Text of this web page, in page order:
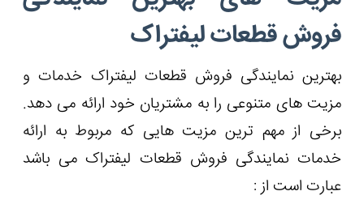
فروش قطعات لیفتراک
بهترین نمایندگی فروش قطعات لیفتراک خدمات و
مزیت های متنوعی را به مشتریان خود ارائه می دهد.
برخی از مهم ترین مزیت هایی که مربوط به ارائه
خدمات نمایندگی فروش قطعات لیفتراک می باشد
عبارت است از :